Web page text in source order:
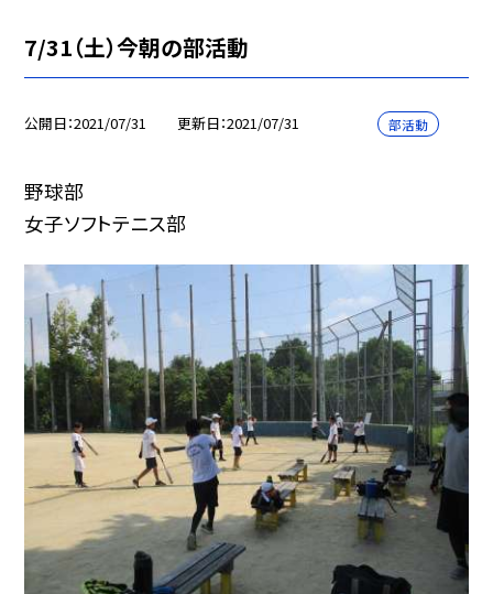
7/31（土）今朝の部活動
公開日 2021/07/31 更新日 2021/07/31 部活動
野球部
女子ソフトテニス部